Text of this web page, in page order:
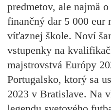
predmetov, ale najmä
finančný dar 5 000 eur
víťaznej škole. Noví
vstupenky na
majstrovstvá Európy
Portugalsko, ktorý sa
2023 v Bratislave. Na